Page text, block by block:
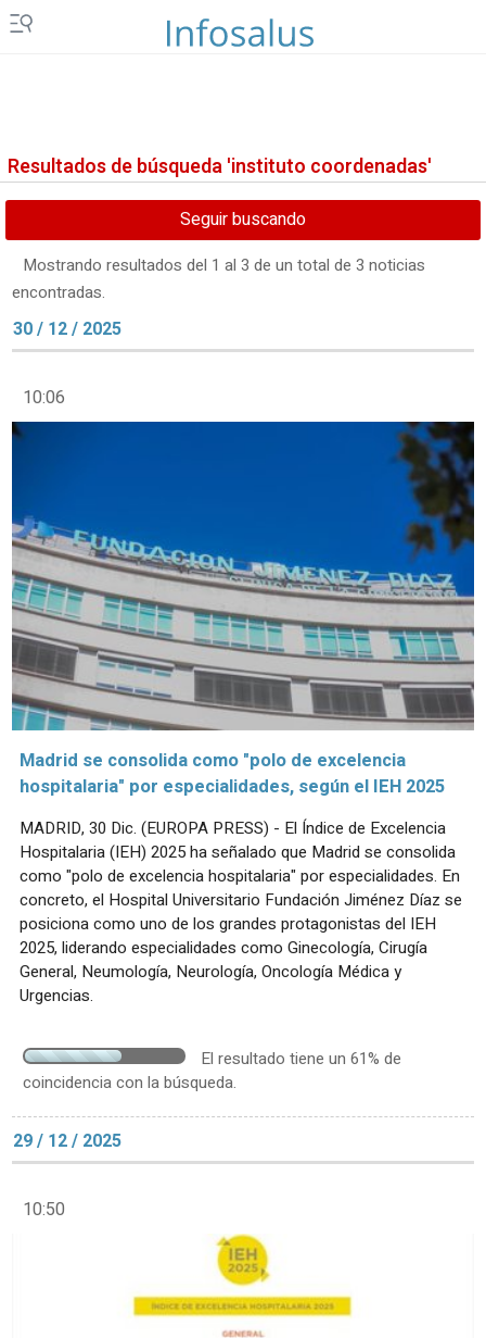
Resultados de búsqueda 'instituto coordenadas'
Seguir buscando
Mostrando resultados del 1 al 3 de un total de 3 noticias
encontradas.
30 / 12 / 2025
10:06
Madrid se consolida como "polo de excelencia
hospitalaria" por especialidades, según el IEH 2025
MADRID, 30 Dic. (EUROPA PRESS) - El Índice de Excelencia
Hospitalaria (IEH) 2025 ha señalado que Madrid se consolida
como "polo de excelencia hospitalaria" por especialidades. En
concreto, el Hospital Universitario Fundación Jiménez Díaz se
posiciona como uno de los grandes protagonistas del IEH
2025, liderando especialidades como Ginecología, Cirugía
General, Neumología, Neurología, Oncología Médica y
Urgencias.
El resultado tiene un 61% de
coincidencia con la búsqueda.
29 / 12 / 2025
10:50